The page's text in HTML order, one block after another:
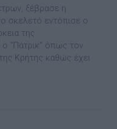
ξέβρασε η
σκελετό εντόπισε ο
της
“Πάτρικ” όπως τον
Κρήτης καθώς έχει